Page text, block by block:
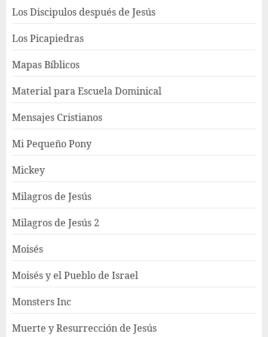
Los Discipulos después de Jesús
Los Picapiedras
Mapas Bíblicos
Material para Escuela Dominical
Mensajes Cristianos
Mi Pequeño Pony
Mickey
Milagros de Jesús
Milagros de Jesús 2
Moisés
Moisés y el Pueblo de Israel
Monsters Inc
Muerte y Resurrección de Jesús